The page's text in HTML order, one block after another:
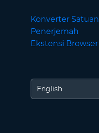
Konverter Satuan
Penerjemah
Ekstensi Browser
English